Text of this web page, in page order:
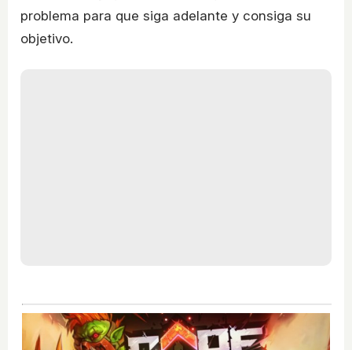
problema para que siga adelante y consiga su
objetivo.